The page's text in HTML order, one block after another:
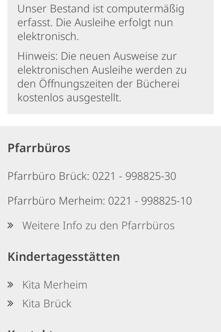
Unser Bestand ist computermäßig
erfasst. Die Ausleihe erfolgt nun
elektronisch.
Hinweis: Die neuen Ausweise zur
elektronischen Ausleihe werden zu
den Öffnungszeiten der Bücherei
kostenlos ausgestellt.
Pfarrbüros
Pfarrbüro Brück: 0221 - 998825-30
Pfarrbüro Merheim: 0221 - 998825-10
Weitere Info zu den Pfarrbüros
Kindertagesstätten
Kita Merheim
Kita Brück